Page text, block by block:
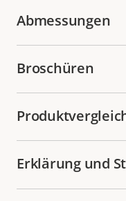
Abmessungen
Broschüren
Erklärung und